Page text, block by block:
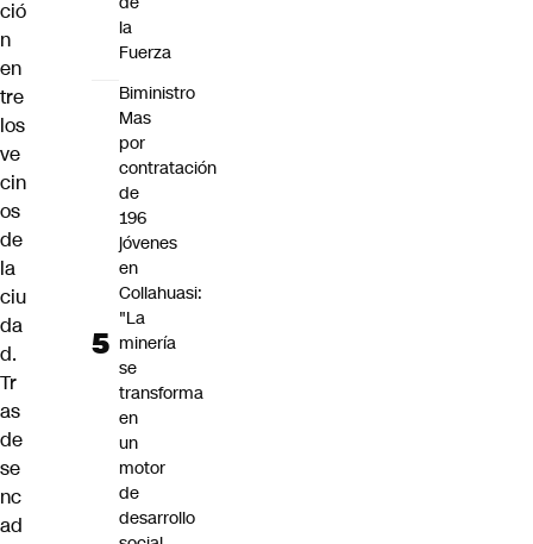
ció
n
en
tre
los
ve
cin
os
de
la
ciu
da
d.
Tr
as
de
se
nc
ad
la
Fuerza
Biministro
Mas
por
contratación
de
196
jóvenes
en
Collahuasi:
"La
minería
se
transforma
en
un
motor
de
desarrollo